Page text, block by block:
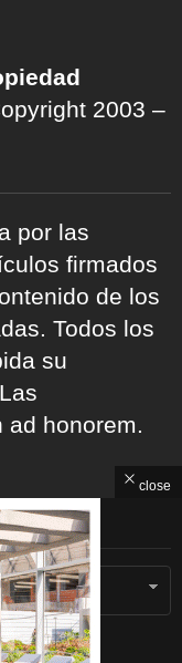
2003 –
por las
firmados
de los
Todos los
su
ad honorem.
close